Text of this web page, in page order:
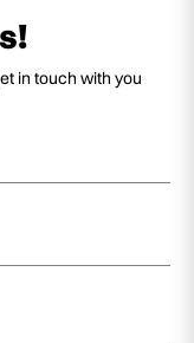
in touch with you